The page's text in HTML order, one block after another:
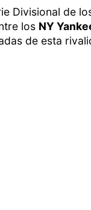
Divisional de
los NY
de esta